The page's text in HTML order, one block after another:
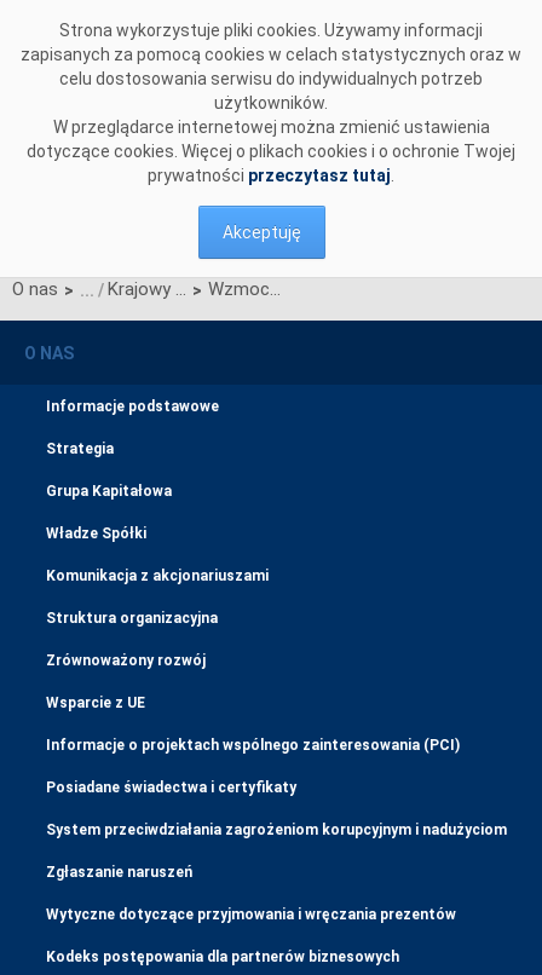
Strona wykorzystuje pliki cookies. Używamy informacji
zapisanych za pomocą cookies w celach statystycznych oraz w
celu dostosowania serwisu do indywidualnych potrzeb
użytkowników.
W przeglądarce internetowej można zmienić ustawienia
dotyczące cookies. Więcej o plikach cookies i o ochronie Twojej
prywatności przeczytasz tutaj
Akceptuję
O nas > Krajowy Plan Odbudowy i Zwiększania Odporności (KPO) > Wzmocnienie systemu przesyłowego Polski poprzez modernizację linii 220 kV
O NAS
Informacje podstawowe
Strategia
Grupa Kapitałowa
Władze Spółki
Komunikacja z akcjonariuszami
Struktura organizacyjna
Zrównoważony rozwój
Wsparcie z UE
Informacje o projektach wspólnego zainteresowania (PCI)
Posiadane świadectwa i certyfikaty
System przeciwdziałania zagrożeniom korupcyjnym i nadużyciom
Zgłaszanie naruszeń
Wytyczne dotyczące przyjmowania i wręczania prezentów
Kodeks postępowania dla partnerów biznesowych